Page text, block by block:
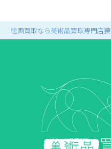
絵画買取なら美術品買取専門店獏